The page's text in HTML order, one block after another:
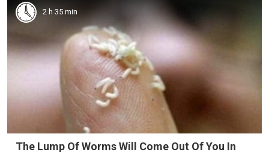
2 h 35 min
The Lump Of Worms Will Come Out Of You In